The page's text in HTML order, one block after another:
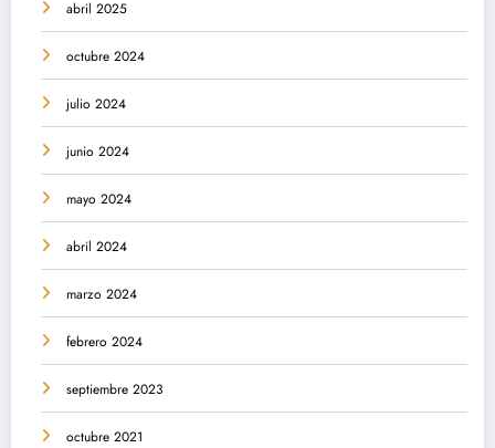
abril 2025
octubre 2024
julio 2024
junio 2024
mayo 2024
abril 2024
marzo 2024
febrero 2024
septiembre 2023
octubre 2021